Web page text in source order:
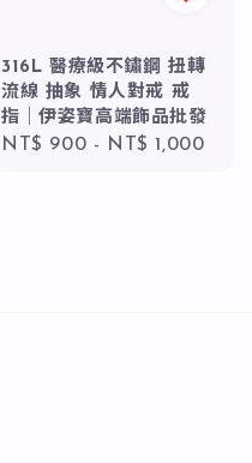
316L 醫療級不鏽鋼 扭轉
流線 抽象 情人對戒 戒
指｜伊姿寶高端飾品批發
Regular
NT$ 900 - NT$ 1,000